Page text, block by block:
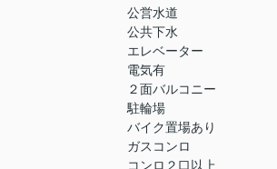
公営水道
公共下水
エレベーター
電気有
２面バルコニー
駐輪場
バイク置場あり
ガスコンロ
コンロ２口以上